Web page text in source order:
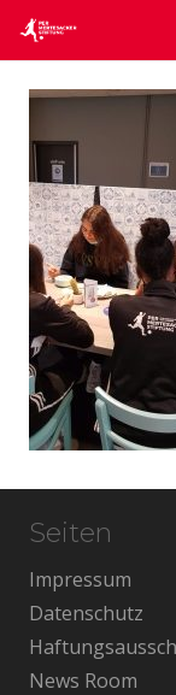
Seiten
Impressum
Datenschutz
News Room